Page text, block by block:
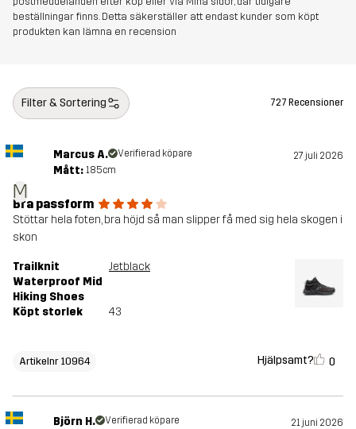
Vikt 471g
Artikelnummer 10964_2003
beställningar finns. Detta säkerställer att endast kunder som köpt
produkten kan lämna en recension
Filter & Sortering 727 Recensioner
M
Marcus A. Verifierad köpare 27 juli 2026
Mått: 185cm
Bra passform
Stöttar hela foten, bra höjd så man slipper få med sig hela skogen i
skon
Trailknit
Waterproof Mid
Hiking Shoes
Jetblack
Köpt storlek 43
Artikelnr 10964 Hjälpsamt? 0
Björn H. Verifierad köpare 21 juni 2026